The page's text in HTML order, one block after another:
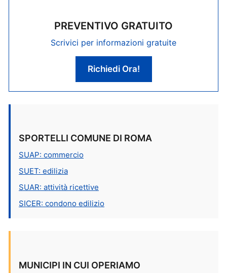
PREVENTIVO GRATUITO
Scrivici per informazioni gratuite
Richiedi Ora!
SPORTELLI COMUNE DI ROMA
SUAP: commercio
SUET: edilizia
SUAR: attività ricettive
SICER: condono edilizio
MUNICIPI IN CUI OPERIAMO